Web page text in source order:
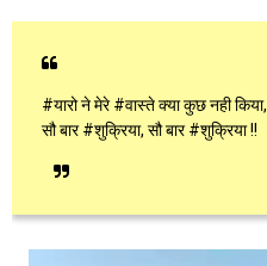
#यारो ने मेरे #वास्ते क्या कुछ नही किया,
सौ बार #शुक्रिया, सौ बार #शुक्रिया !!